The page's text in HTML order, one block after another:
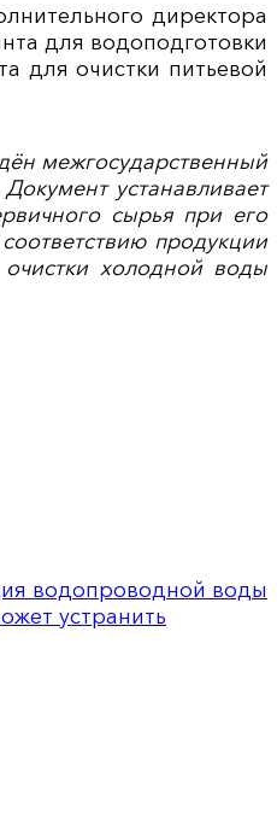
директора
для водоподготовки
для очистки питьевой
межгосударственный
устанавливает
сырья при его
продукции
холодной воды
водопроводной воды
устранить